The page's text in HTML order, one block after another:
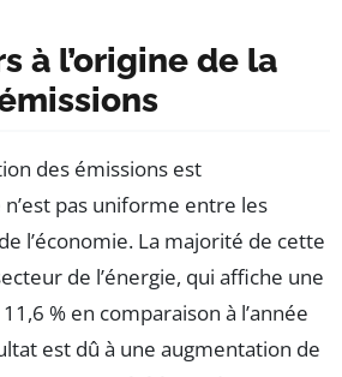
à l’origine de la
des émissions est
pas uniforme entre les
l’économie. La majorité de cette
de l’énergie, qui affiche une
% en comparaison à l’année
est dû à une augmentation de